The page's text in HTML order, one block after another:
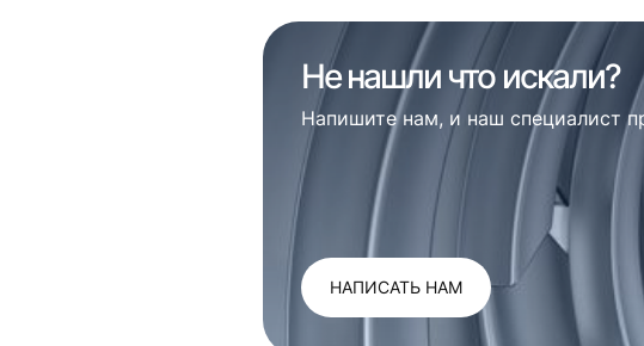
Не нашли что искали?
Напишите нам, и наш специалист
НАПИСАТЬ НАМ